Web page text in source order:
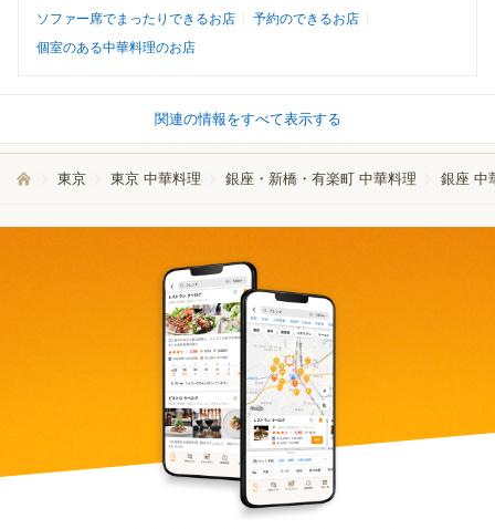
ソファー席でまったりできるお店
予約のできるお店
個室のある中華料理のお店
関連の情報をすべて表示する
東京 東京 中華料理 銀座・新橋・有楽町 中華料理 銀座 中